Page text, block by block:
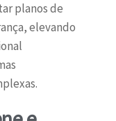
planos de
elevando